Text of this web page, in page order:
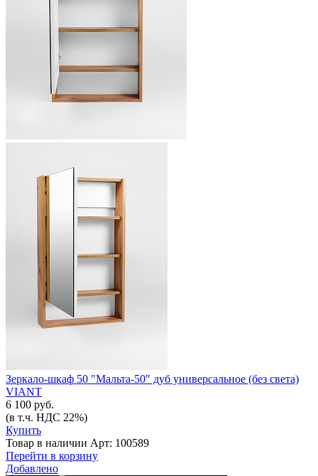
Зеркало-шкаф 50 "Мальта-50" дуб универсальное (без света)
VIANT
6 100 руб.
(в т.ч. НДС 22%)
Купить
Товар в наличии Арт: 100589
Перейти в корзину
Добавлено